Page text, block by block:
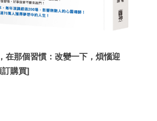
在那個習慣：改變一下，煩惱迎
訂購買]